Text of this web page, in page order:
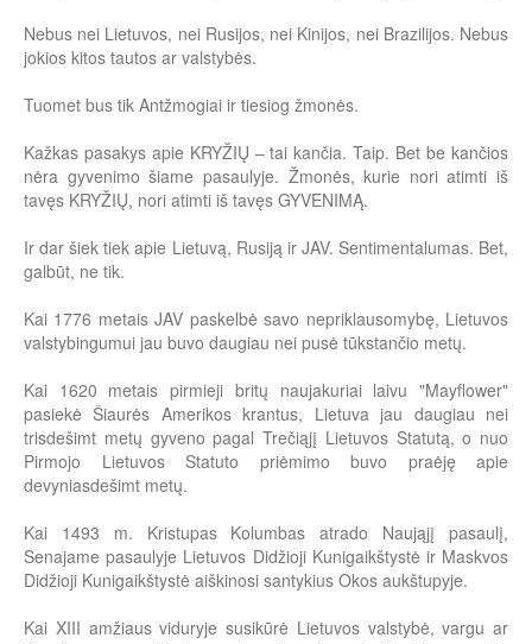
Nebus nei Lietuvos, nei Rusijos, nei Kinijos, nei Brazilijos. Nebus
jokios kitos tautos ar valstybės.
Tuomet bus tik Antžmogiai ir tiesiog žmonės.
Kažkas pasakys apie KRYŽIŲ – tai kančia. Taip. Bet be kančios
nėra gyvenimo šiame pasaulyje. Žmonės, kurie nori atimti iš
tavęs KRYŽIŲ, nori atimti iš tavęs GYVENIMĄ.
Ir dar šiek tiek apie Lietuvą, Rusiją ir JAV. Sentimentalumas. Bet,
galbūt, ne tik.
Kai 1776 metais JAV paskelbė savo nepriklausomybę, Lietuvos
valstybingumui jau buvo daugiau nei pusė tūkstančio metų.
Kai 1620 metais pirmieji britų naujakuriai laivu "Mayflower"
pasiekė Šiaurės Amerikos krantus, Lietuva jau daugiau nei
trisdešimt metų gyveno pagal Trečiąjį Lietuvos Statutą, o nuo
Pirmojo Lietuvos Statuto priėmimo buvo praėję apie
devyniasdešimt metų.
Kai 1493 m. Kristupas Kolumbas atrado Naująjį pasaulį,
Senajame pasaulyje Lietuvos Didžioji Kunigaikštystė ir Maskvos
Didžioji Kunigaikštystė aiškinosi santykius Okos aukštupyje.
Kai XIII amžiaus viduryje susikūrė Lietuvos valstybė, vargu ar